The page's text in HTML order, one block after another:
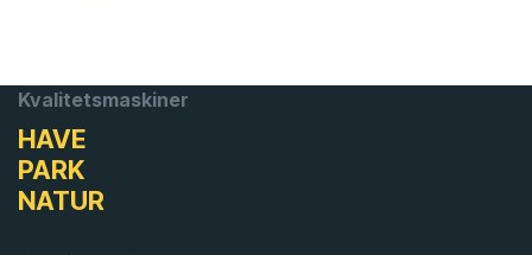
Kvalitetsmaskiner
HAVE
PARK
NATUR